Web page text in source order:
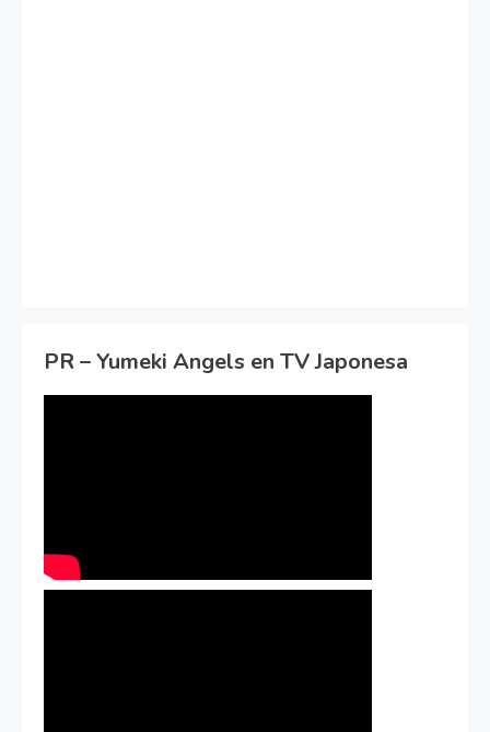
PR – Yumeki Angels en TV Japonesa